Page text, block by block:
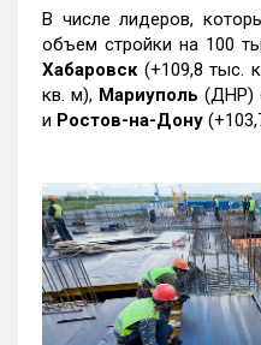
В числе лидеров,
объем стройки на 100
Хабаровск (+109,8 тыс.
кв. м), Мариуполь (ДНР)
и Ростов-на-Дону